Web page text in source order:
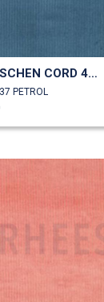
GEWASCHEN CORD 4.5W
PETROL